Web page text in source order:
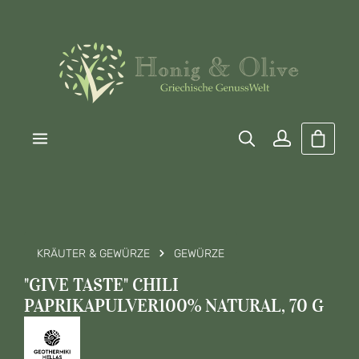
KRÄUTER & GEWÜRZE GEWÜRZE
"GIVE TASTE" CHILI
PAPRIKAPULVER100% NATURAL, 70 G